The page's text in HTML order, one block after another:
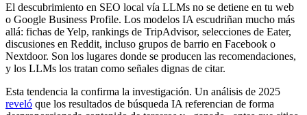
El descubrimiento en SEO local vía LLMs no se detiene en tu web
o Google Business Profile. Los modelos IA escudriñan mucho más
allá: fichas de Yelp, rankings de TripAdvisor, selecciones de Eater,
discusiones en Reddit, incluso grupos de barrio en Facebook o
Nextdoor. Son los lugares donde se producen las recomendaciones,
y los LLMs los tratan como señales dignas de citar.
Esta tendencia la confirma la investigación. Un análisis de 2025
reveló que los resultados de búsqueda IA referencian de forma